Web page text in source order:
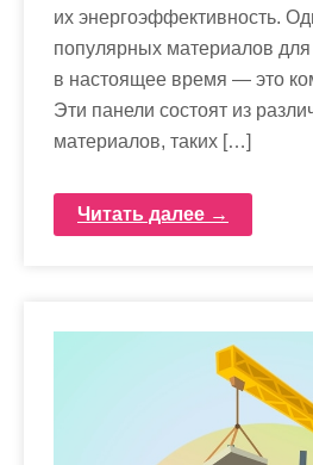
их энергоэффективность.
популярных материалов
в настоящее время — это
Эти панели состоят из
материалов, таких […]
Читать далее →